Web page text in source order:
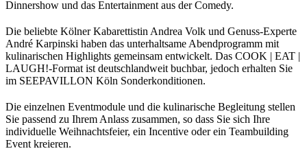
Dinnershow und das Entertainment aus der Comedy.
Die beliebte Kölner Kabarettistin Andrea Volk und Genuss-Experte
André Karpinski haben das unterhaltsame Abendprogramm mit
kulinarischen Highlights gemeinsam entwickelt. Das COOK | EAT |
LAUGH!-Format ist deutschlandweit buchbar, jedoch erhalten Sie
im SEEPAVILLON Köln Sonderkonditionen.
Die einzelnen Eventmodule und die kulinarische Begleitung stellen
Sie passend zu Ihrem Anlass zusammen, so dass Sie sich Ihre
individuelle Weihnachtsfeier, ein Incentive oder ein Teambuilding
Event kreieren.